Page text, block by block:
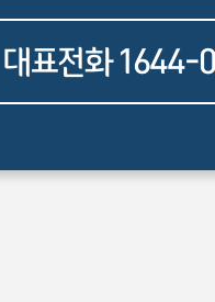
대표전화 1644-